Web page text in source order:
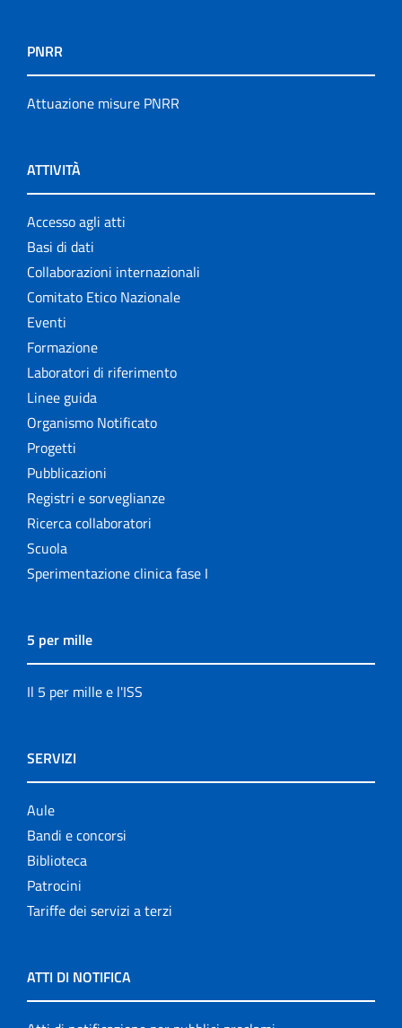
PNRR
Attuazione misure PNRR
ATTIVITÀ
Accesso agli atti
Basi di dati
Collaborazioni internazionali
Comitato Etico Nazionale
Eventi
Formazione
Laboratori di riferimento
Linee guida
Organismo Notificato
Progetti
Pubblicazioni
Registri e sorveglianze
Ricerca collaboratori
Scuola
Sperimentazione clinica fase I
5 per mille
Il 5 per mille e l'ISS
SERVIZI
Aule
Bandi e concorsi
Biblioteca
Patrocini
Tariffe dei servizi a terzi
ATTI DI NOTIFICA